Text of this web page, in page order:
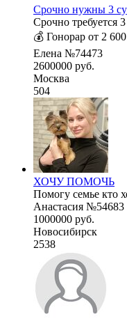
Срочно нужны 3
Срочно требуется
💰 Гонорар от 2
Елена №74473
2600000 руб.
Москва
504
ХОЧУ ПОМОЧЬ
Помогу семье кто
Анастасия №54683
1000000 руб.
Новосибирск
2538